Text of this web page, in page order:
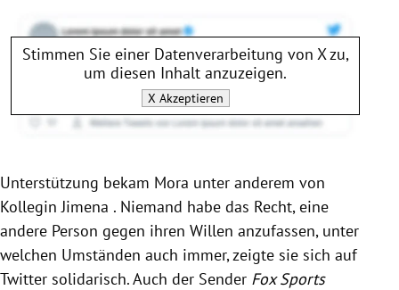
Stimmen Sie einer Datenverarbeitung von Xzu,
um diesen Inhalt anzuzeigen.
X Akzeptieren
Unterstützung bekam Mora unter anderem von
Kollegin Jimena . Niemand habe das Recht, eine
andere Person gegen ihren Willen anzufassen, unter
welchen Umständen auch immer, zeigte sie sich auf
Twitter solidarisch. Auch der Sender Fox Sports